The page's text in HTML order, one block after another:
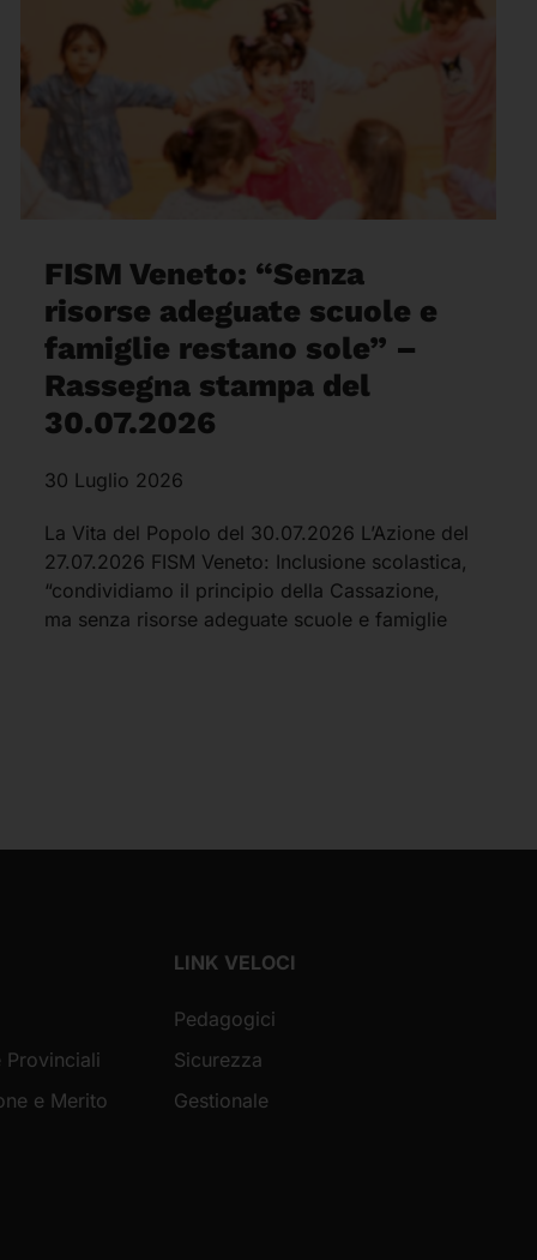
FISM Veneto: “Senza
risorse adeguate scuole e
famiglie restano sole” –
Rassegna stampa del
30.07.2026
30 Luglio 2026
La Vita del Popolo del 30.07.2026 L’Azione del
27.07.2026 FISM Veneto: Inclusione scolastica,
“condividiamo il principio della Cassazione,
ma senza risorse adeguate scuole e famiglie
Provinciali
e Merito
LINK VELOCI
Pedagogici
Sicurezza
Gestionale